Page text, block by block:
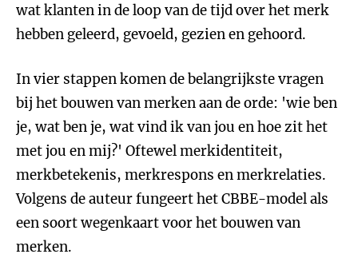
wat klanten in de loop van de tijd over het merk
hebben geleerd, gevoeld, gezien en gehoord.
In vier stappen komen de belangrijkste vragen
bij het bouwen van merken aan de orde: 'wie ben
je, wat ben je, wat vind ik van jou en hoe zit het
met jou en mij?' Oftewel merkidentiteit,
merkbetekenis, merkrespons en merkrelaties.
Volgens de auteur fungeert het CBBE-model als
een soort wegenkaart voor het bouwen van
merken.